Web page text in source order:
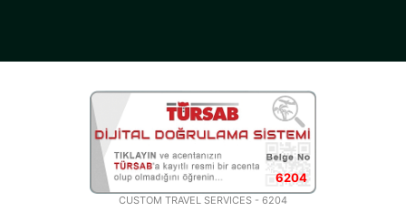
6204
CUSTOM TRAVEL SERVICES - 6204